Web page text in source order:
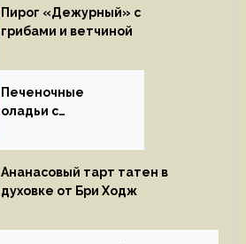
Пирог «Дежурный» с
грибами и ветчиной
Печеночные
оладьи с
Ананасовый тарт татен в
духовке от Бри Ходж